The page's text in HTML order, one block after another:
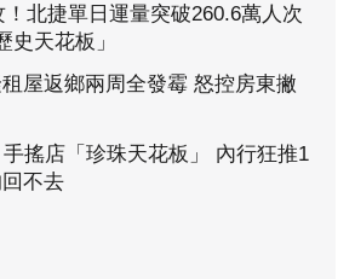
北捷單日運量突破260.6萬人次
史天花板」
屋返鄉兩周全發霉 怒控房東撇
搖店「珍珠天花板」 內行狂推1
不去